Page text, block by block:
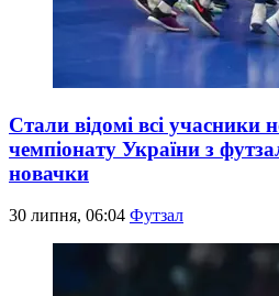
Стали відомі всі учасники
чемпіонату України з
новачки
30 липня, 06:04 Футзал